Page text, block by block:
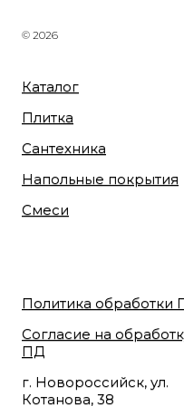
© 2026
Каталог
Плитка
Сантехника
Напольные покрытия
Смеси
Политика обработки
Согласие на
ПД
г. Новороссийск, ул.
Котанова, 38